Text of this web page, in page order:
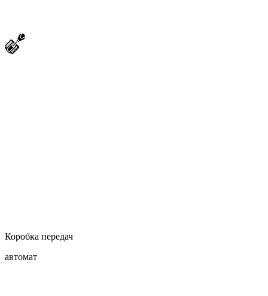
Коробка передач
автомат